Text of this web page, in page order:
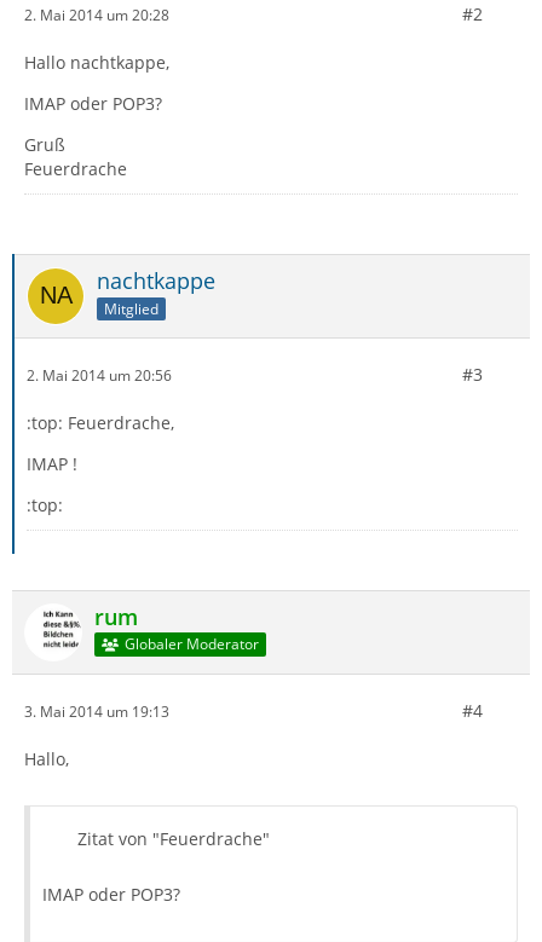
2. Mai 2014 um 20:28 #2
Hallo nachtkappe,
IMAP oder POP3?
Gruß
Feuerdrache
nachtkappe
Mitglied
2. Mai 2014 um 20:56 #3
:top: Feuerdrache,
IMAP !
:top:
rum
Globaler Moderator
3. Mai 2014 um 19:13 #4
Hallo,
Zitat von "Feuerdrache"
IMAP oder POP3?